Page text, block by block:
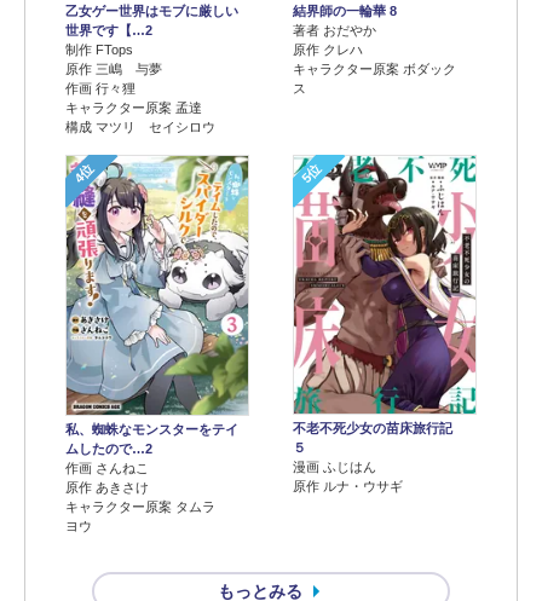
乙女ゲー世界はモブに厳しい
世界です【…2
制作 FTops
原作 三嶋 与夢
作画 行々狸
キャラクター原案 孟達
構成 マツリ セイシロウ
結界師の一輪華 8
著者 おだやか
原作 クレハ
キャラクター原案 ボダック
ス
4位
私、蜘蛛なモンスターをテイ
ムしたので…2
作画 さんねこ
原作 あきさけ
キャラクター原案 タムラ
ヨウ
5位
不老不死少女の苗床旅行記
５
漫画 ふじはん
原作 ルナ・ウサギ
もっとみる